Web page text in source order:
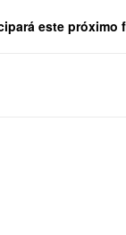
este próximo